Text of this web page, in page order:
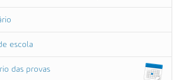
escola
das provas